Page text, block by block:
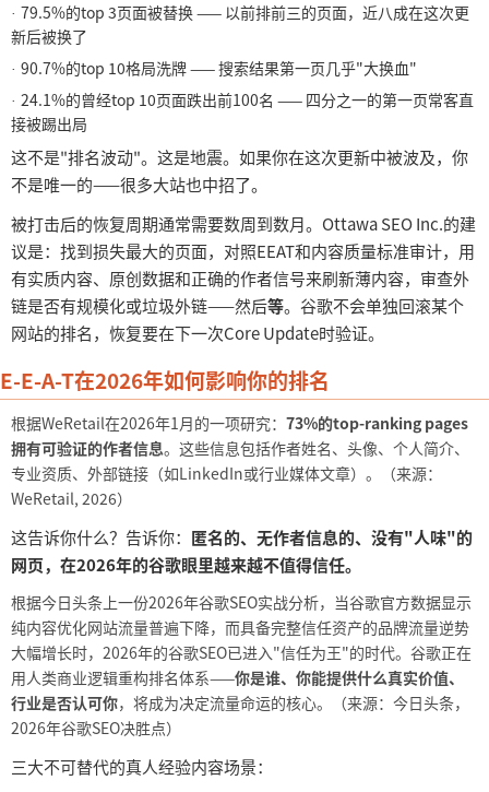
· 79.5%的top 3页面被替换 —— 以前排前三的页面，近八成在这次更
新后被换了
· 90.7%的top 10格局洗牌 —— 搜索结果第一页几乎"大换血"
· 24.1%的曾经top 10页面跌出前100名 —— 四分之一的第一页常客直
接被踢出局
这不是"排名波动"。这是地震。如果你在这次更新中被波及，你
不是唯一的——很多大站也中招了。
被打击后的恢复周期通常需要数周到数月。 Ottawa SEO Inc.的建
议是：找到损失最大的页面，对照EEAT和内容质量标准审计，用
有实质内容、原创数据和正确的作者信号来刷新薄内容，审查外
链是否有规模化或垃圾外链——然后等。谷歌不会单独回滚某个
网站的排名，恢复要在下一次Core Update时验证。
E-E-A-T在2026年如何影响你的排名
根据WeRetail在2026年1月的一项研究： 73%的top-ranking pages
拥有可验证的作者信息。这些信息包括作者姓名、头像、个人简介、
专业资质、外部链接（如LinkedIn或行业媒体文章）。（来源：
WeRetail, 2026）
这告诉你什么？告诉你： 匿名的、无作者信息的、没有"人味"的
网页，在2026年的谷歌眼里越来越不值得信任。
根据今日头条上一份2026年谷歌SEO实战分析，当谷歌官方数据显示
纯内容优化网站流量普遍下降，而具备完整信任资产的品牌流量逆势
大幅增长时，2026年的谷歌SEO已进入"信任为王"的时代。谷歌正在
用人类商业逻辑重构排名体系——你是谁、你能提供什么真实价值、
行业是否认可你，将成为决定流量命运的核心。（来源：今日头条，
2026年谷歌SEO决胜点）
三大不可替代的真人经验内容场景：